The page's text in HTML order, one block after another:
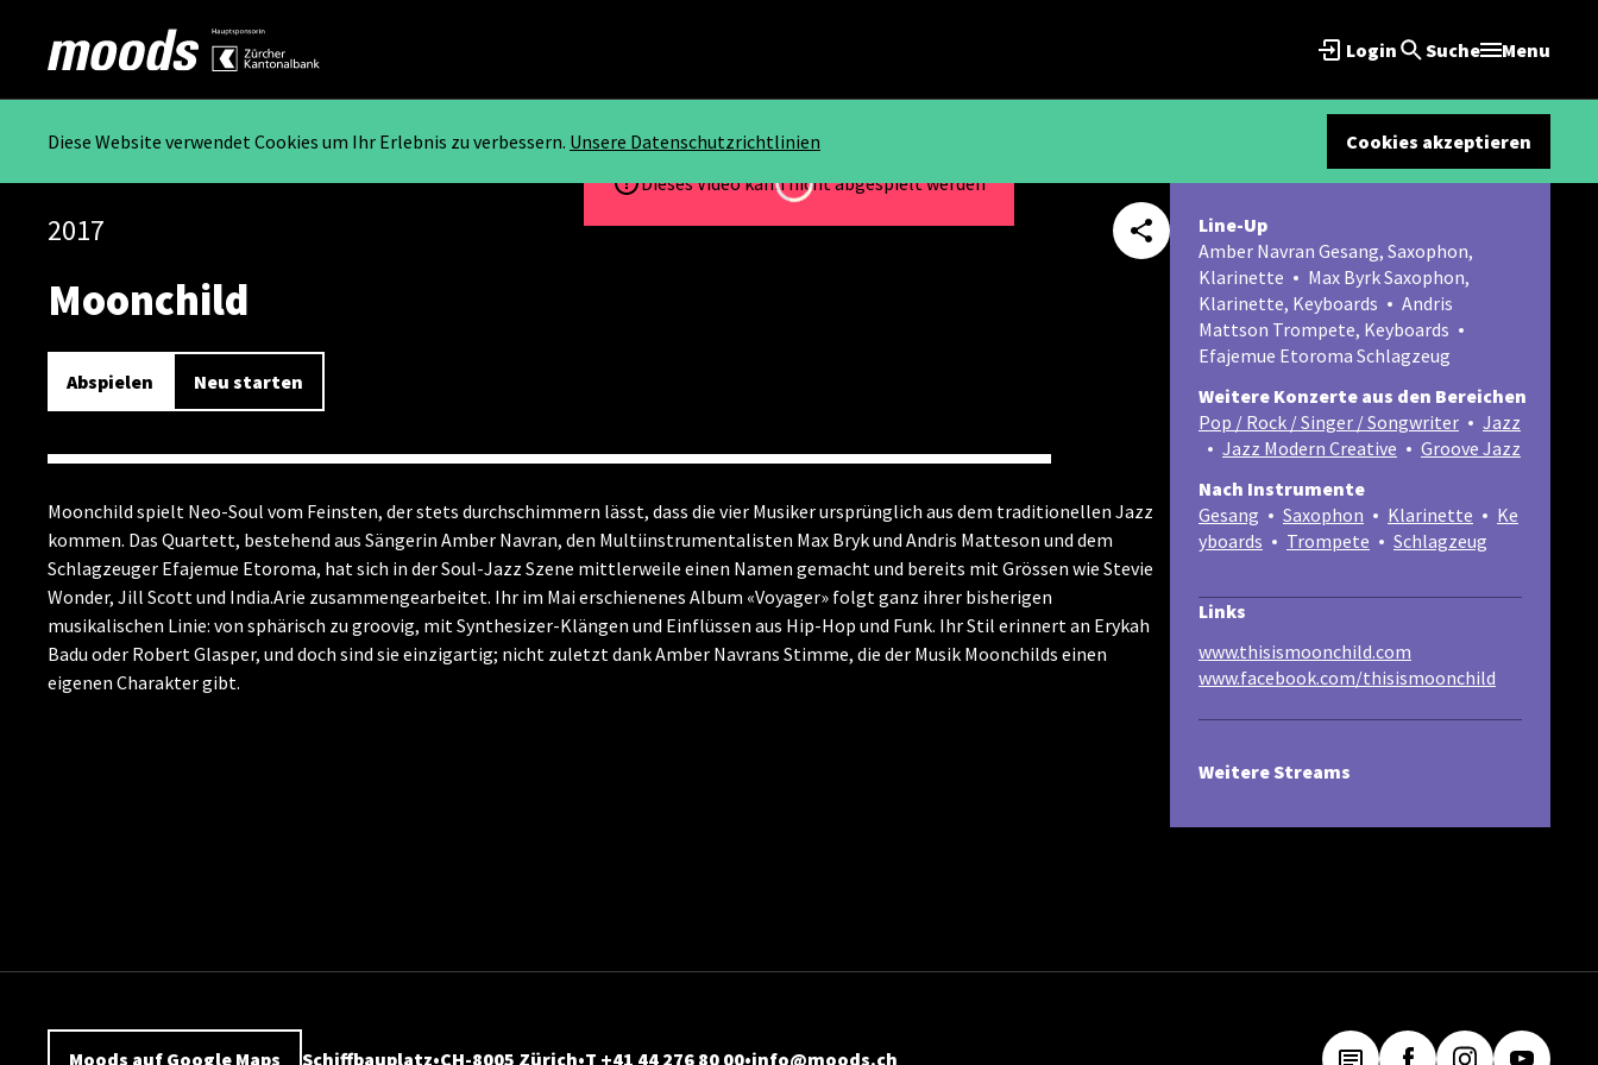
Login Suche Menu
Diese Website verwendet Cookies um Ihr Erlebnis zu verbessern. Unsere Datenschutzrichtlinien
Cookies akzeptieren
Dieses Video kann nicht abgespielt werden
Loading...
2017
Moonchild
Abspielen Neu starten
Moonchild spielt Neo-Soul vom Feinsten, der stets durchschimmern lässt, dass die vier Musiker ursprünglich aus dem traditionellen Jazz
kommen. Das Quartett, bestehend aus Sängerin Amber Navran, den Multiinstrumentalisten Max Bryk und Andris Matteson und dem
Schlagzeuger Efajemue Etoroma, hat sich in der Soul-Jazz Szene mittlerweile einen Namen gemacht und bereits mit Grössen wie Stevie
Wonder, Jill Scott und India.Arie zusammengearbeitet. Ihr im Mai erschienenes Album «Voyager» folgt ganz ihrer bisherigen
musikalischen Linie: von sphärisch zu groovig, mit Synthesizer-Klängen und Einflüssen aus Hip-Hop und Funk. Ihr Stil erinnert an Erykah
Badu oder Robert Glasper, und doch sind sie einzigartig; nicht zuletzt dank Amber Navrans Stimme, die der Musik Moonchilds einen
eigenen Charakter gibt.
Line-Up
Amber Navran Gesang, Saxophon,
Klarinette
Max Byrk Saxophon,
Klarinette, Keyboards
Andris
Mattson Trompete, Keyboards
Efajemue Etoroma Schlagzeug
Weitere Konzerte aus den Bereichen
Pop / Rock / Singer / Songwriter
Jazz
Jazz Modern Creative
Groove Jazz
Nach Instrumente
Gesang
Saxophon Klarinette
Ke
yboards
Trompete Schlagzeug
Links
www.thisismoonchild.com
www.facebook.com/thisismoonchild
Weitere Streams
Moods auf Google Maps Schiffbauplatz CH-8005 Zürich T +41 44 276 80 00 info@moods.ch